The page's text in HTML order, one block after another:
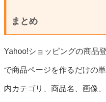
まとめ
Yahoo!ショッピングの商品
で商品ページを作るだけの
内カテゴリ、商品名、画像